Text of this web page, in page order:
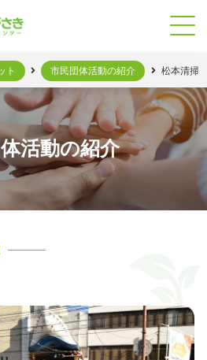
活動の紹介
ト 市民団体活動の紹介 松本清掃